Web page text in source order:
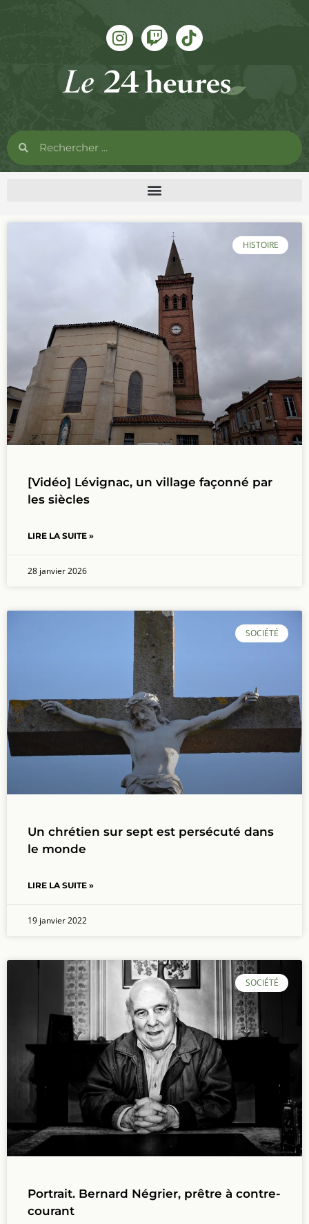
HISTOIRE
[Vidéo] Lévignac, un village façonné par
les siècles
LIRE LA SUITE »
28 janvier 2026
SOCIÉTÉ
Un chrétien sur sept est persécuté dans
le monde
LIRE LA SUITE »
19 janvier 2022
SOCIÉTÉ
Portrait. Bernard Négrier, prêtre à contre-
courant